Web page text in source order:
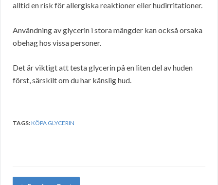
alltid en risk för allergiska reaktioner eller hudirritationer.
Användning av glycerin i stora mängder kan också orsaka
obehag hos vissa personer.
Det är viktigt att testa glycerin på en liten del av huden
först, särskilt om du har känslig hud.
TAGS:KÖPA GLYCERIN